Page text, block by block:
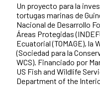
Un proyecto para la
tortugas marinas de
Nacional de Desarrollo
Áreas Protegidas
Ecuatorial (TOMAGE),
(Sociedad para la
WCS). Financiado por
US Fish and Wildlife
Department of the